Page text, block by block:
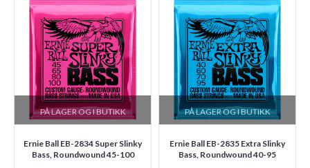
PÅ LAGER OG I BUTIKK
Ernie Ball EB-2834 Super Slinky
Bass, Roundwound 45-100
PÅ LAGER OG I BUTIKK
Ernie Ball EB-2835 Extra Slinky
Bass, Roundwound 40-95